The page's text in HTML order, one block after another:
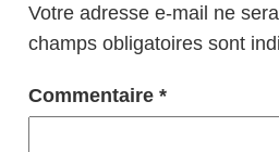
Votre adresse e-mail ne
champs obligatoires sont
Commentaire *